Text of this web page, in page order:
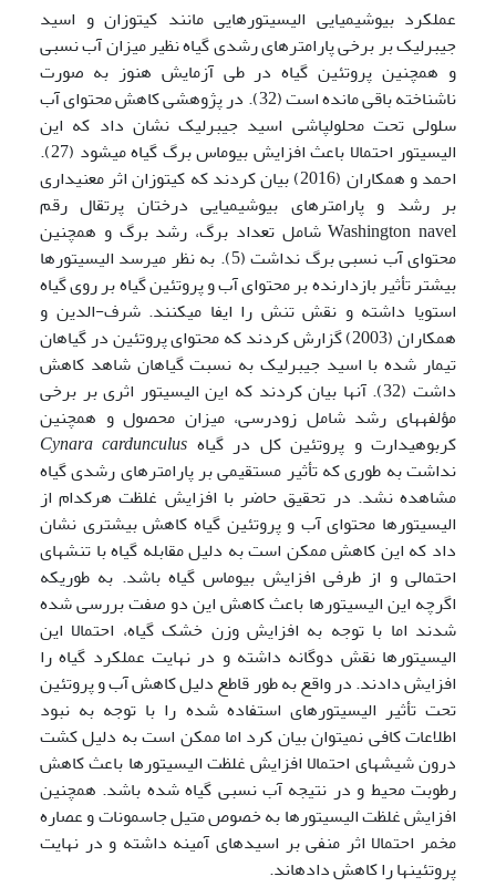
عملکرد بیوشیمیایی الیسیتورهایی مانند کیتوزان و اسید
جیبرلیک بر برخی پارامترهای رشدی گیاه نظیر میزان آب نسبی
و همچنین پروتئین گیاه در طی آزمایش هنوز به صورت
ناشناخته باقی مانده است (32). در پژوهشی کاهش محتوای آب
سلولی تحت محلول­پاشی اسید جیبرلیک نشان داد که این
الیسیتور احتمالا باعث افزایش بیوماس برگ گیاه می­شود (27).
احمد و همکاران (2016) بیان کردند که کیتوزان اثر معنی­داری
بر رشد و پارامترهای بیوشیمیایی درختان پرتقال رقم
Washington navel شامل تعداد برگ، رشد برگ و همچنین
محتوای آب نسبی برگ نداشت (5). به نظر می­رسد الیسیتورها
بیشتر تأثیر بازدارنده بر محتوای آب و پروتئین گیاه بر روی گیاه
استویا داشته و نقش تنش را ایفا می­کنند. شرف-الدین و
همکاران (2003) گزارش کردند که محتوای پروتئین در گیاهان
تیمار شده با اسید جیبرلیک به نسبت گیاهان شاهد کاهش
داشت (32). آن­ها بیان کردند که این الیسیتور اثری بر برخی
مؤلفه­های رشد شامل زودرسی، میزان محصول و همچنین
کربوهیدارت و پروتئین کل در گیاه
Cynara cardunculus
نداشت به طوری که تأثیر مستقیمی بر پارامترهای رشدی گیاه
مشاهده نشد. در تحقیق حاضر با افزایش غلظت هرکدام از
الیسیتورها محتوای آب و پروتئین گیاه کاهش بیشتری نشان
داد که این کاهش ممکن است به دلیل مقابله گیاه با تنش­های
احتمالی و از طرفی افزایش بیوماس گیاه باشد. به طوری­که
اگرچه این الیسیتورها باعث کاهش این دو صفت بررسی شده
شدند اما با توجه به افزایش وزن خشک گیاه، احتمالا این
الیسیتورها نقش دوگانه داشته و در نهایت عملکرد گیاه را
افزایش دادند. در واقع به طور قاطع دلیل کاهش آب و پروتئین
تحت تأثیر الیسیتورهای استفاده شده را با توجه به نبود
اطلاعات کافی نمی­توان بیان کرد اما ممکن است به دلیل کشت
درون شیشه­ای احتمالا افزایش غلظت الیسیتورها باعث کاهش
رطوبت محیط و در نتیجه آب نسبی گیاه شده باشد. همچنین
افزایش غلظت الیسیتورها به خصوص متیل جاسمونات و عصاره
مخمر احتمالا اثر منفی بر اسیدهای آمینه داشته و در نهایت
پروتئین­ها را کاهش داده­اند.